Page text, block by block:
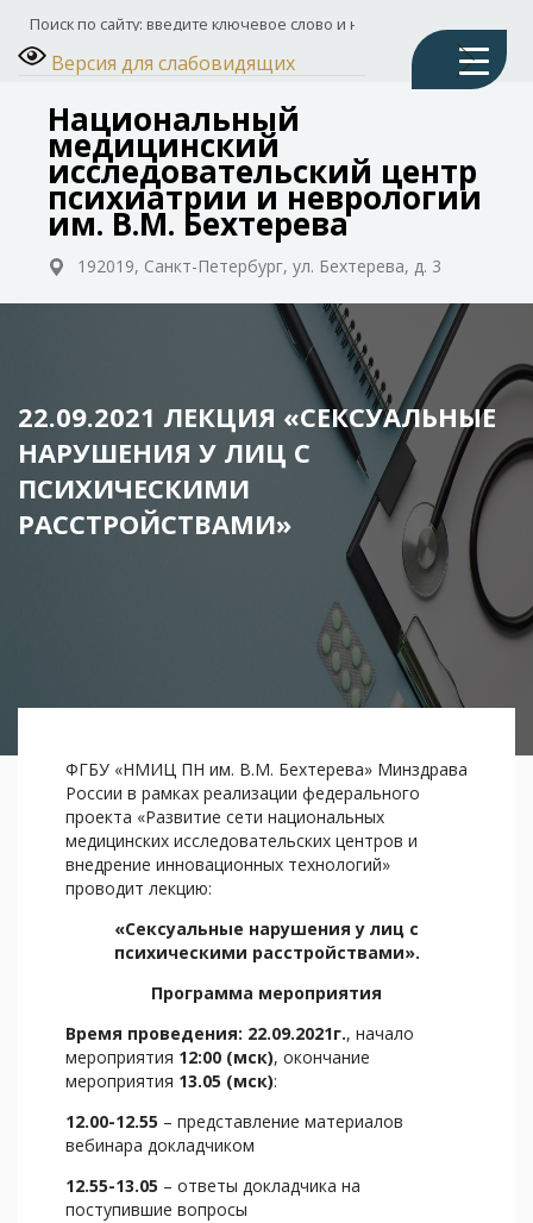
Версия для слабовидящих
Национальный
медицинский
исследовательский центр
психиатрии и неврологии
им. В.М. Бехтерева
192019, Санкт-Петербург, ул. Бехтерева, д. 3
22.09.2021 ЛЕКЦИЯ «СЕКСУАЛЬНЫЕ
НАРУШЕНИЯ У ЛИЦ С
ПСИХИЧЕСКИМИ
РАССТРОЙСТВАМИ»
ФГБУ «НМИЦ ПН им. В.М. Бехтерева» Минздрава
России в рамках реализации федерального
проекта «Развитие сети национальных
медицинских исследовательских центров и
внедрение инновационных технологий»
проводит лекцию:
«Сексуальные нарушения у лиц с
психическими расстройствами».
Программа мероприятия
Время проведения: 22.09.2021г., начало
мероприятия 12:00 (мск), окончание
мероприятия 13.05 (мск):
12.00-12.55 – представление материалов
вебинара докладчиком
12.55-13.05 – ответы докладчика на
поступившие вопросы